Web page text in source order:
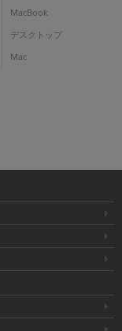
MacBook
デスクトップ
Mac